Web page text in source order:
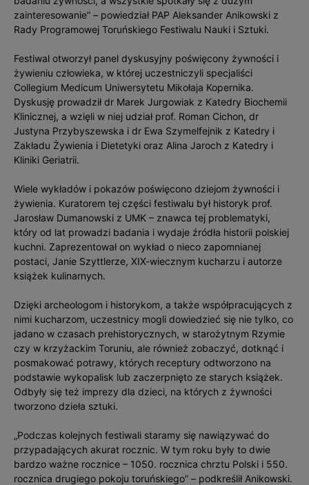
zainteresowanie” – powiedział PAP Aleksander Anikowski z
Rady Programowej Toruńskiego Festiwalu Nauki i Sztuki.
Festiwal otworzył panel dyskusyjny poświęcony żywności i
żywieniu człowieka, w której uczestniczyli specjaliści
Collegium Medicum Uniwersytetu Mikołaja Kopernika.
Dyskusję prowadził dr Marek Jurgowiak z Katedry Biochemii
Klinicznej, a wzięli w niej udział prof. Roman Cichon, dr
Justyna Przybyszewska i dr Ewa Szymelfejnik z Katedry i
Zakładu Żywienia i Dietetyki oraz Alina Jaroch z Katedry i
Kliniki Geriatrii.
Wiele wykładów i pokazów poświęcono dziejom żywności i
żywienia. Kuratorem tej części festiwalu był historyk prof.
Jarosław Dumanowski z UMK – znawca tej problematyki,
który od lat prowadzi badania i wydaje źródła historii polskiej
kuchni. Zaprezentował on wykład o nieco zapomnianej
postaci, Janie Szyttlerze, XIX-wiecznym kucharzu i autorze
książek kulinarnych.
Dzięki archeologom i historykom, a także współpracujących z
nimi kucharzom, uczestnicy mogli dowiedzieć się nie tylko, co
jadano w czasach prehistorycznych, w starożytnym Rzymie
czy w krzyżackim Toruniu, ale również zobaczyć, dotknąć i
posmakować potrawy, których receptury odtworzono na
podstawie wykopalisk lub zaczerpnięto ze starych książek.
Odbyły się też imprezy dla dzieci, na których z żywności
tworzono dzieła sztuki.
„Podczas kolejnych festiwali staramy się nawiązywać do
przypadających akurat rocznic. W tym roku były to dwie
bardzo ważne rocznice – 1050. rocznica chrztu Polski i 550.
rocznica drugiego pokoju toruńskiego” – podkreślił Anikowski.